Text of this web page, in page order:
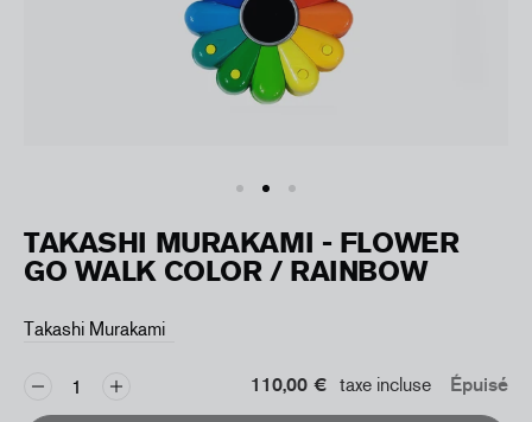
TAKASHI MURAKAMI - FLOWER
GO WALK COLOR / RAINBOW
Takashi Murakami
110,00 € taxe incluse Épuisé